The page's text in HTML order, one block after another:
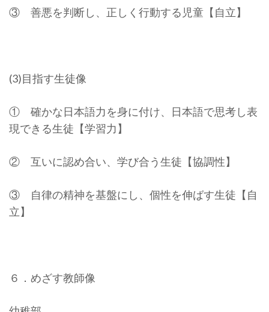
③ 善悪を判断し、正しく行動する児童【自立】
(3)目指す生徒像
① 確かな日本語力を身に付け、日本語で思考し表
現できる生徒【学習力】
② 互いに認め合い、学び合う生徒【協調性】
③ 自律の精神を基盤にし、個性を伸ばす生徒【自
立】
６．めざす教師像